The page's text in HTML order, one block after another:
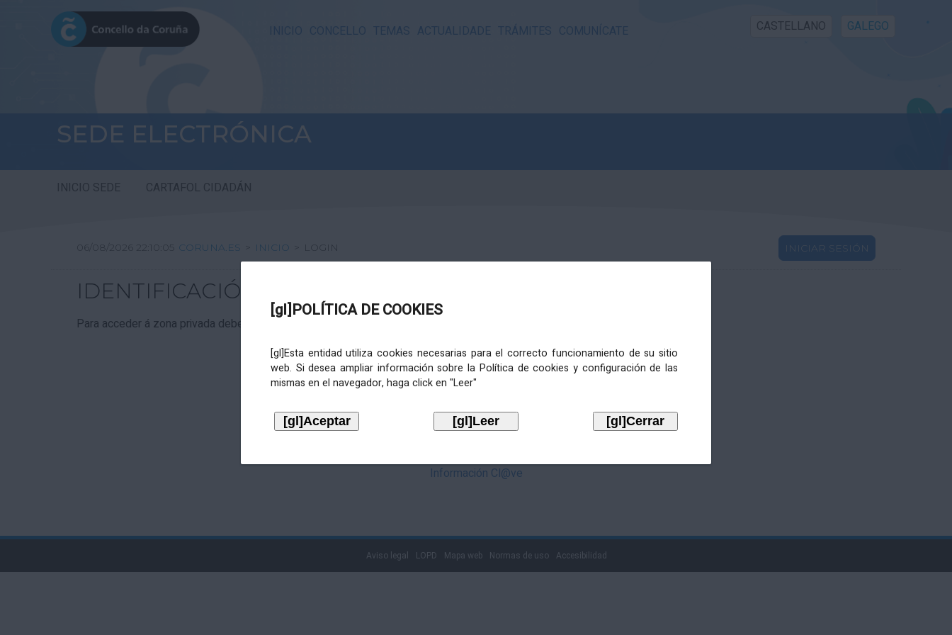
INICIO CONCELLO TEMAS ACTUALIDADE TRÁMITES COMUNÍCATE CASTELLANO GALEGO
SEDE ELECTRÓNICA
INICIO SEDE CARTAFOL CIDADÁN
[gl]POLÍTICA DE COOKIES
[gl]Esta entidad utiliza cookies necesarias para el correcto funcionamiento de su sitio
web. Si desea ampliar información sobre la Política de cookies y configuración de las
mismas en el navegador, haga click en "Leer"
06/08/2026 22:10:05 CORUNA.ES > INICIO > LOGIN INICIAR SESIÓN
IDENTIFICACIÓN
Para acceder á zona privada debe identificarse mediante Cl@ve. Pulse no logotipo
Información Cl@ve
Aviso legal LOPD Mapa web Normas de uso Accesibilidad